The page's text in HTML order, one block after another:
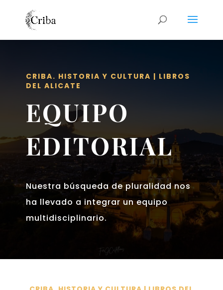
CRIBA. HISTORIA Y CULTURA | LIBROS
DEL ALICATE
EQUIPO
EDITORIAL
Nuestra búsqueda de pluralidad nos
ha llevado a integrar un equipo
multidisciplinario.